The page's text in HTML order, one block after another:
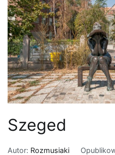
Szeged
Autor: Rozmusiaki